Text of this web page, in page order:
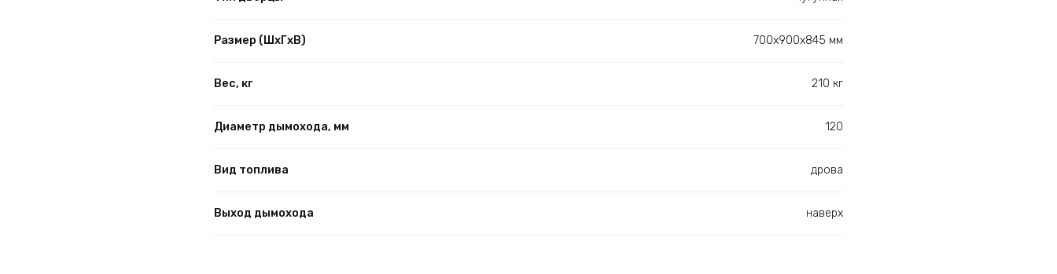
Размер (ШхГхВ) 700х900х845 мм
Вес, кг 210 кг
Диаметр дымохода, мм 120
Вид топлива дрова
Выход дымохода наверх